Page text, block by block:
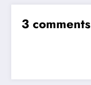
3 comments